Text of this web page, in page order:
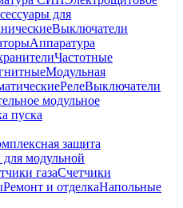
для
Выключатели
Аппаратура
Частотные
Модульная
РелеВыключатели
модульное
пуска
защита
модульной
газаСчетчики
Ремонт и отделкаНапольные